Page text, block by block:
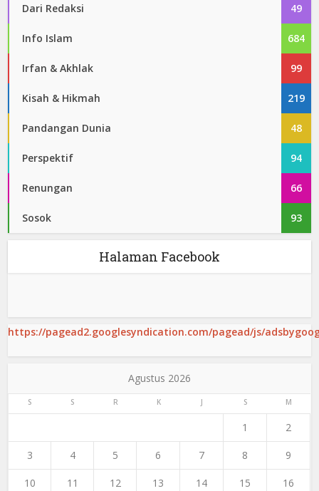
Dari Redaksi 49
Info Islam 684
Irfan & Akhlak 99
Kisah & Hikmah 219
Pandangan Dunia 48
Perspektif 94
Renungan 66
Sosok 93
Halaman Facebook
https://pagead2.googlesyndication.com/pagead/js/
Agustus 2026
S S R K J S M
1 2
3 4 5 6 7 8 9
10 11 12 13 14 15 16